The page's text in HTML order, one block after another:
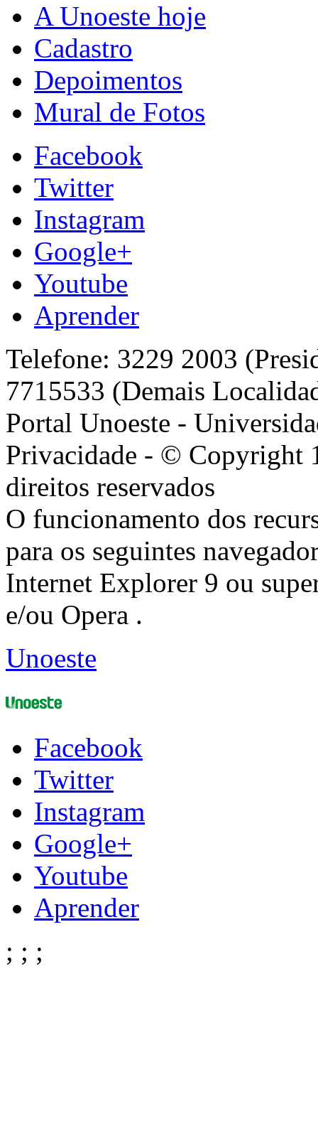
A Unoeste hoje
Cadastro
Depoimentos
Mural de Fotos
Facebook
Twitter
Instagram
Google+
Youtube
Aprender
Telefone: 3229 2003
7715533 (Demais
Portal Unoeste -
Privacidade - © Copyright
direitos reservados
O funcionamento dos
para os seguintes
Internet Explorer 9 ou
e/ou Opera .
Unoeste
Facebook
Twitter
Instagram
Google+
Youtube
Aprender
; ; ;